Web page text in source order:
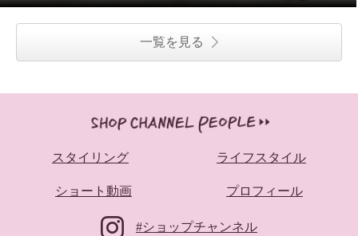
一覧を見る
スタイリング ライフスタイル
ショート動画 プロフィール
#ショップチャンネル